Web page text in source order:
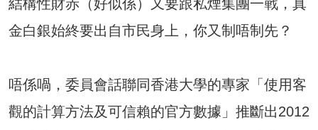
結構性財赤（好似係）又要跟私煙集團一戰，真
金白銀始終要出自市民身上，你又制唔制先？
唔係喎，委員會話聯同香港大學的專家「使用客
觀的計算方法及可信賴的官方數據」推斷出2012